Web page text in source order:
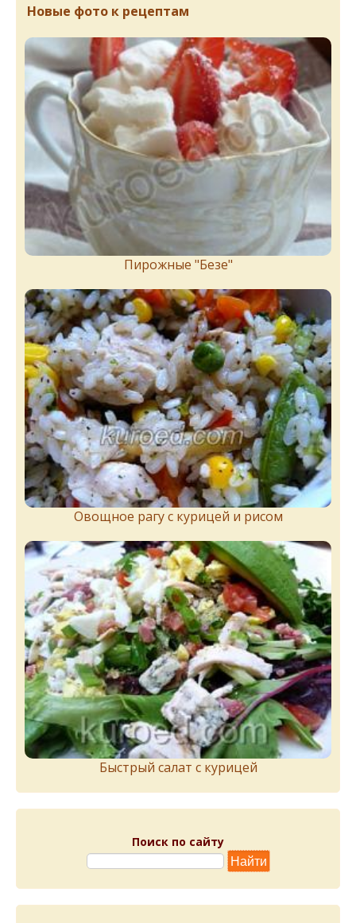
Новые фото к рецептам
Пирожныe "Бeзe"
Овощное рагу с курицей и рисом
Быстрый салат с курицей
Поиск по сайту